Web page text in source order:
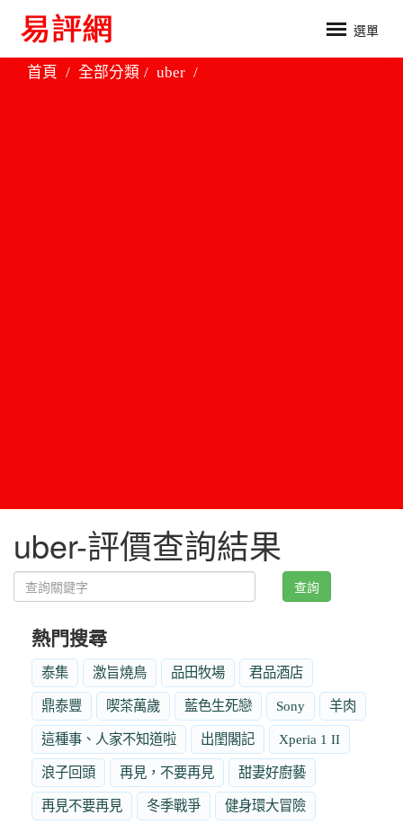
選單
首頁 全部分類 uber
uber-評價查詢結果
查詢
熱門搜尋
泰集 激旨燒鳥 品田牧場 君品酒店
鼎泰豐 喫茶萬歲 藍色生死戀 Sony 羊肉
這種事、人家不知道啦 出閨閣記 Xperia 1 II
浪子回頭 再見，不要再見 甜妻好廚藝
再見不要再見 冬季戰爭 健身環大冒險